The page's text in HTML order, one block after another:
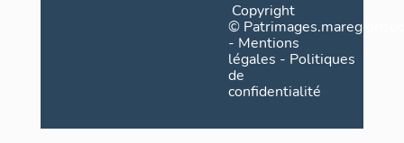
Copyright
©
- Mentions
légales - Politiques
de
confidentialité